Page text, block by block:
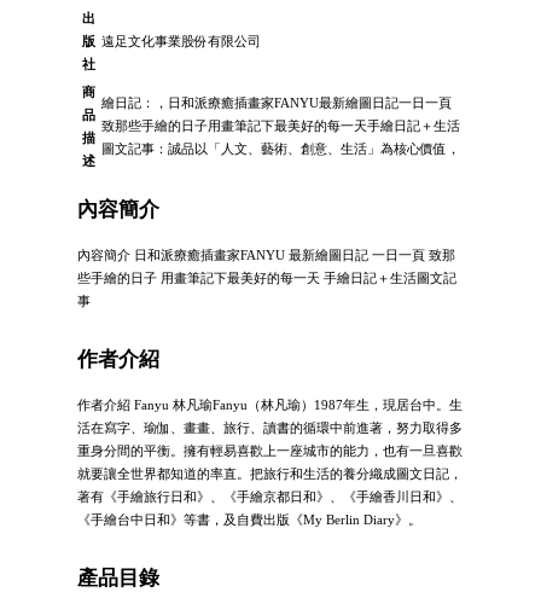
出
版
社
遠足文化事業股份有限公司
商
品
描
述
繪日記：，日和派療癒插畫家FANYU最新繪圖日記一日一頁
致那些手繪的日子用畫筆記下最美好的每一天手繪日記＋生活
圖文記事：誠品以「人文、藝術、創意、生活」為核心價值，
內容簡介
內容簡介 日和派療癒插畫家FANYU 最新繪圖日記 一日一頁 致那
些手繪的日子 用畫筆記下最美好的每一天 手繪日記＋生活圖文記
事
作者介紹
作者介紹 Fanyu 林凡瑜Fanyu（林凡瑜）1987年生，現居台中。生
活在寫字、瑜伽、畫畫、旅行、讀書的循環中前進著，努力取得多
重身分間的平衡。擁有輕易喜歡上一座城市的能力，也有一旦喜歡
就要讓全世界都知道的率直。把旅行和生活的養分織成圖文日記，
著有《手繪旅行日和》、《手繪京都日和》、《手繪香川日和》、
《手繪台中日和》等書，及自費出版《My Berlin Diary》。
產品目錄